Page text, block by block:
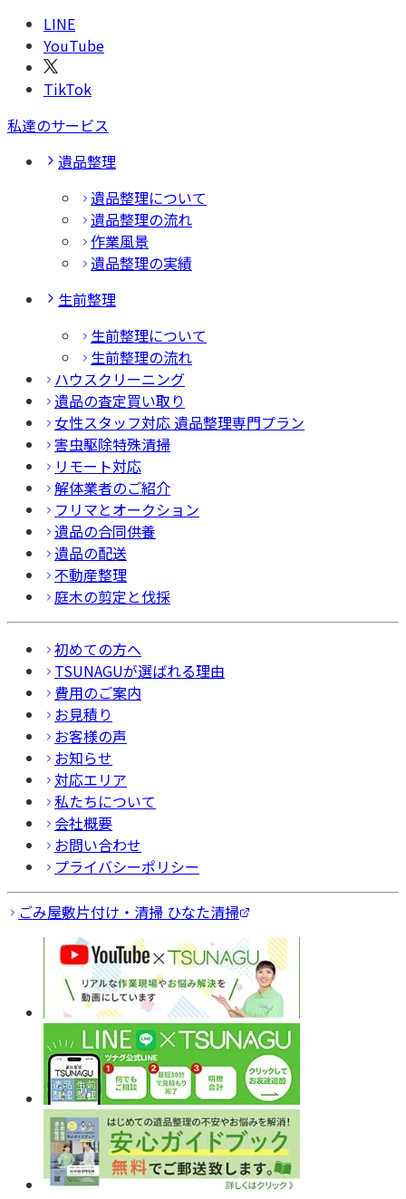
LINE
YouTube
TikTok
私達のサービス
遺品整理
遺品整理について
遺品整理の流れ
作業風景
遺品整理の実績
生前整理
生前整理について
生前整理の流れ
ハウスクリーニング
遺品の査定買い取り
女性スタッフ対応 遺品整理専門プラン
害虫駆除特殊清掃
リモート対応
解体業者のご紹介
フリマとオークション
遺品の合同供養
遺品の配送
不動産整理
庭木の剪定と伐採
初めての方へ
TSUNAGUが選ばれる理由
費用のご案内
お見積り
お客様の声
お知らせ
対応エリア
私たちについて
会社概要
お問い合わせ
プライバシーポリシー
ごみ屋敷片付け・清掃 ひなた清掃